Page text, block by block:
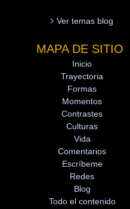
Ver temas blog
MAPA DE SITIO
Inicio
Trayectoria
Formas
Momentos
Contrastes
Culturas
Vida
Comentarios
Escríbeme
Redes
Blog
Todo el contenido